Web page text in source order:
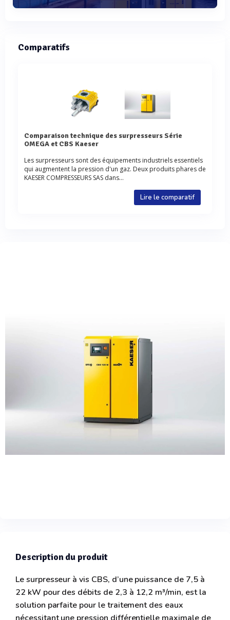
Description du produit
Le surpresseur à vis CBS, d’une puissance de 7,5 à
22 kW pour des débits de 2,3 à 12,2 m³/min, est la
solution parfaite pour le traitement des eaux
Comparatifs
Comparaison technique des surpresseurs Série
OMEGA et CBS Kaeser
Les surpresseurs sont des équipements industriels essentiels
qui augmentent la pression d'un gaz. Deux produits phares de
KAESER COMPRESSEURS SAS dans...
Lire le comparatif